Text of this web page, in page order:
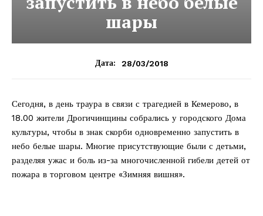
шары
Дата: 28/03/2018
Сегодня, в день траура в связи с трагедией в Кемерово, в
18.00 жители Дрогичинщины собрались у городского Дома
культуры, чтобы в знак скорби одновременно запустить в
небо белые шары. Многие присутствующие были с детьми,
разделяя ужас и боль из-за многочисленной гибели детей от
пожара в торговом центре «Зимняя вишня».